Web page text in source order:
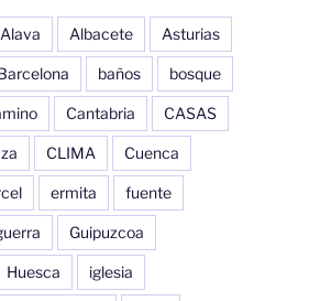
Alava Albacete Asturias
baños bosque
Cantabria CASAS
CLIMA Cuenca
ermita fuente
Guipuzcoa
Huesca iglesia